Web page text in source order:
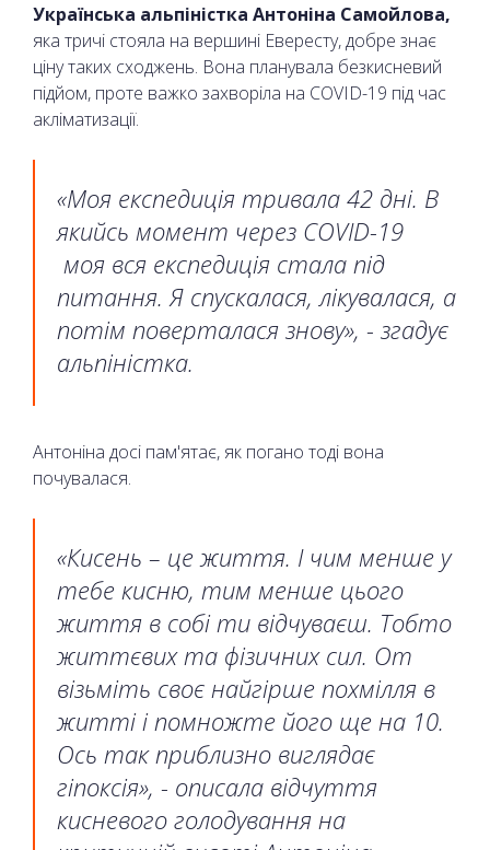
Українська альпіністка Антоніна Самойлова,
яка тричі стояла на вершині Евересту, добре знає
ціну таких сходжень. Вона планувала безкисневий
підйом, проте важко захворіла на COVID-19 під час
акліматизації.
«Моя експедиція тривала 42 дні. В
якийсь момент через COVID-19
моя вся експедиція стала під
питання. Я спускалася, лікувалася, а
потім поверталася знову», - згадує
альпіністка.
Антоніна досі пам'ятає, як погано тоді вона
почувалася.
«Кисень – це життя. І чим менше у
тебе кисню, тим менше цього
життя в собі ти відчуваєш. Тобто
життєвих та фізичних сил. От
візьміть своє найгірше похмілля в
житті і помножте його ще на 10.
Ось так приблизно виглядає
гіпоксія», - описала відчуття
кисневого голодування на